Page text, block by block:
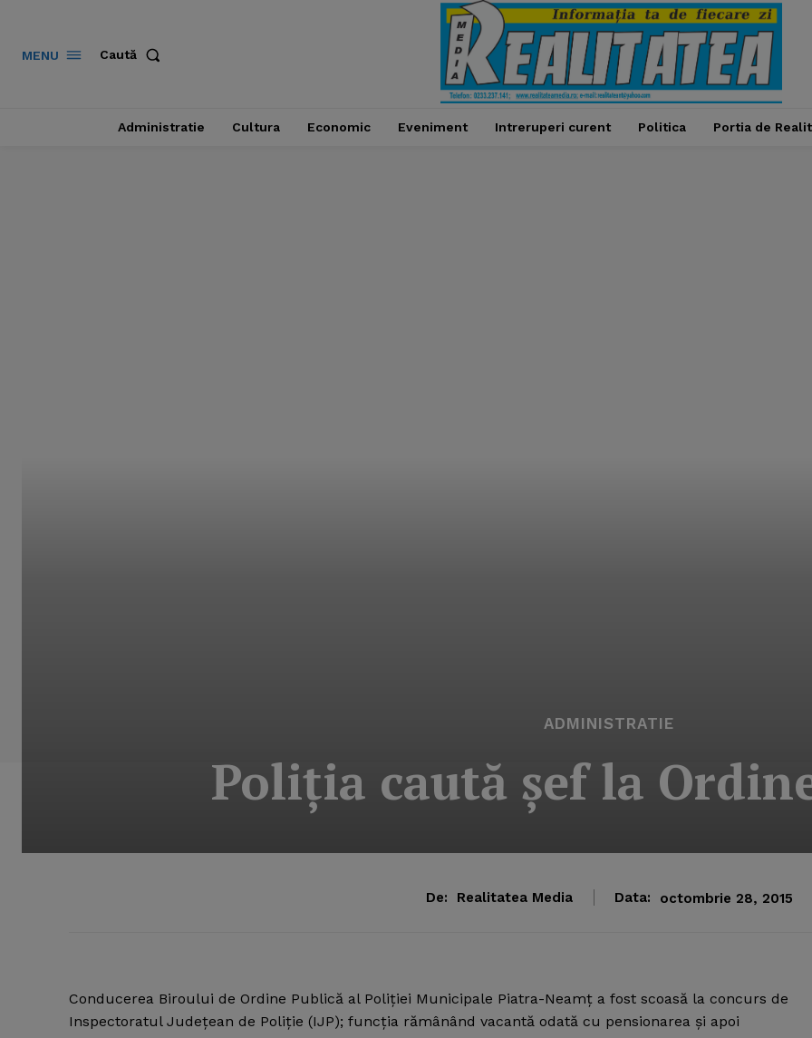
MENU Caută
Administratie Cultura Economic Eveniment Intreruperi curent Politica Portia de
ADMINISTRATIE
Poliţia caută şef la
De: Realitatea Media Data: octombrie 28, 2015
Conducerea Biroului de Ordine Publică al Poliţiei Municipale Piatra-Neamţ a fost scoasă la concurs de
Inspectoratul Judeţean de Poliţie (IJP); funcţia rămânând vacantă odată cu pensionarea şi apoi